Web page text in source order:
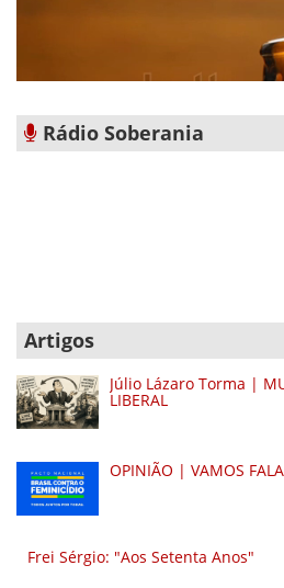
Rádio Soberania
Artigos
Júlio Lázaro Torma |
LIBERAL
OPINIÃO | VAMOS
Frei Sérgio: "Aos Setenta Anos"